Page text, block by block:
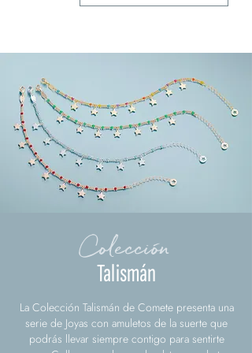
Colección
Talismán
La Colección Talismán de Comete presenta una
serie de Joyas con amuletos de la suerte que
podrás llevar siempre contigo para sentirte